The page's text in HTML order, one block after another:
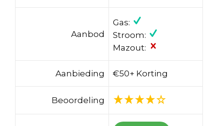
Aanbod
Gas:
Stroom:
Mazout:
Aanbieding €50+ Korting
Beoordeling